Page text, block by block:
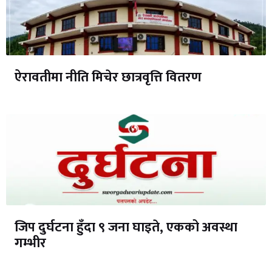
ऐरावतीमा नीति मिचेर छात्रवृत्ति वितरण
जिप दुर्घटना हुँदा ९ जना घाइते, एकको अवस्था
गम्भीर